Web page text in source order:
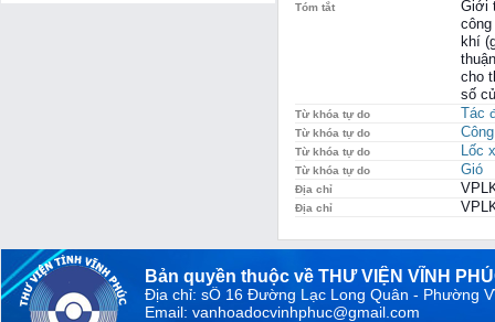
Tóm tắt
Giới
khí
cho
số
Từ khóa tự do Tác
Từ khóa tự do
Từ khóa tự do Lốc
Từ khóa tự do Gió
Địa chỉ
Địa chỉ
Bản quyền thuộc về THƯ VIỆN VĨNH
Địa chỉ: sỐ 16 Đường Lạc Long Quân - Phường
Email: vanhoadocvinhphuc@gmail.com